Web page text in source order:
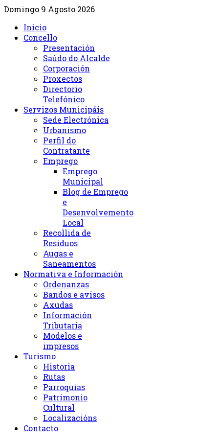
Domingo 9 Agosto 2026
Inicio
Concello
Presentación
Saúdo do Alcalde
Corporación
Proxectos
Directorio
Telefónico
Servizos Municipáis
Sede Electrónica
Urbanismo
Perfil do
Contratante
Emprego
Emprego
Municipal
Blog de Emprego
e
Desenvolvemento
Local
Recollida de
Residuos
Augas e
Saneamentos
Normativa e Información
Ordenanzas
Bandos e avisos
Axudas
Información
Tributaria
Modelos e
impresos
Turismo
Historia
Rutas
Parroquias
Patrimonio
Cultural
Localizacións
Contacto